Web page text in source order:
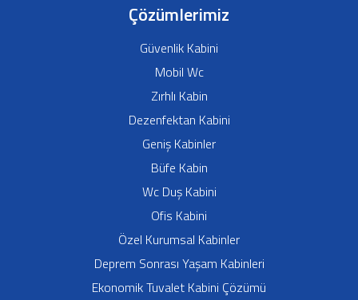
Çözümlerimiz
Güvenlik Kabini
Mobil Wc
Zırhlı Kabin
Dezenfektan Kabini
Geniş Kabinler
Büfe Kabin
Wc Duş Kabini
Ofis Kabini
Özel Kurumsal Kabinler
Deprem Sonrası Yaşam Kabinleri
Ekonomik Tuvalet Kabini Çözümü